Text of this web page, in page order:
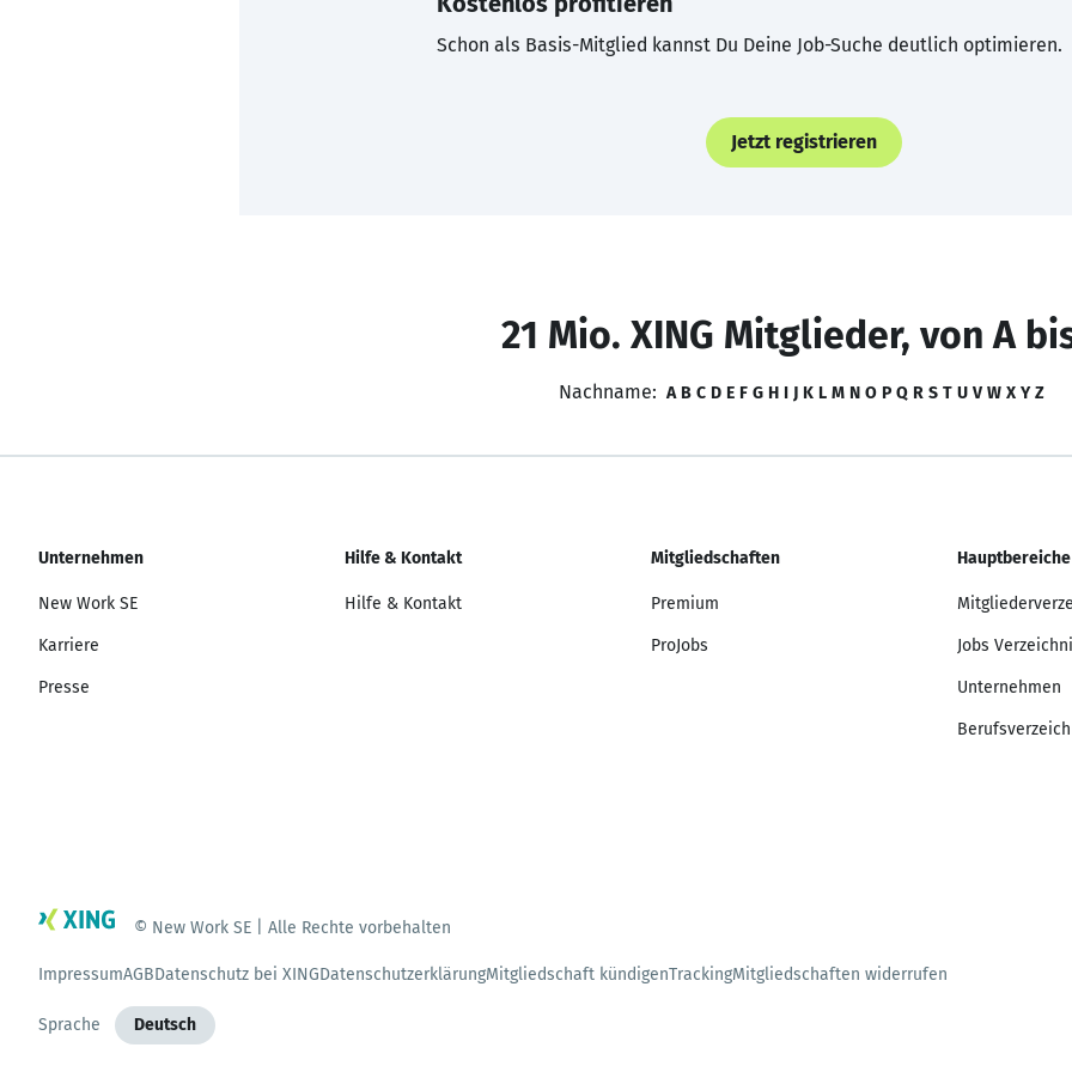
Schon als Basis-Mitglied kannst Du Deine Job-Suche deutlich optimieren.
Jetzt registrieren
21 Mio. XING Mitglieder, von A
Nachname: A B C D E F G H I J K L M N O P Q R S T U V W X Y Z
Unternehmen
New Work SE
Karriere
Presse
Hilfe & Kontakt
Hilfe & Kontakt
Mitgliedschaften
Premium
ProJobs
Hauptbereiche
Jobs
Unternehmen
© New Work SE | Alle Rechte vorbehalten
ImpressumAGBDatenschutz bei XINGDatenschutzerklärungMitgliedschaft kündigenTrackingMitgliedschaften widerrufen
Sprache Deutsch